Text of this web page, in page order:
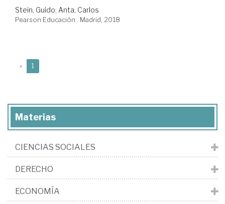
Stein, Guido; Anta, Carlos
Pearson Educación . Madrid, 2018
« 1
Materias
CIENCIAS SOCIALES
DERECHO
ECONOMÍA